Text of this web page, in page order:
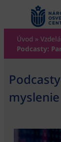
content
Úvod »
Podcasty:
myslenie